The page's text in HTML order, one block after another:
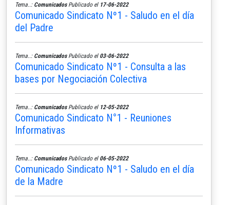
Tema..: ComunicadosPublicado el 17-06-2022
Comunicado Sindicato Nº1 - Saludo en el día
del Padre
Tema..: ComunicadosPublicado el 03-06-2022
Comunicado Sindicato Nº1 - Consulta a las
bases por Negociación Colectiva
Tema..: ComunicadosPublicado el 12-05-2022
Comunicado Sindicato N°1 - Reuniones
Informativas
Tema..: ComunicadosPublicado el 06-05-2022
Comunicado Sindicato Nº1 - Saludo en el día
de la Madre